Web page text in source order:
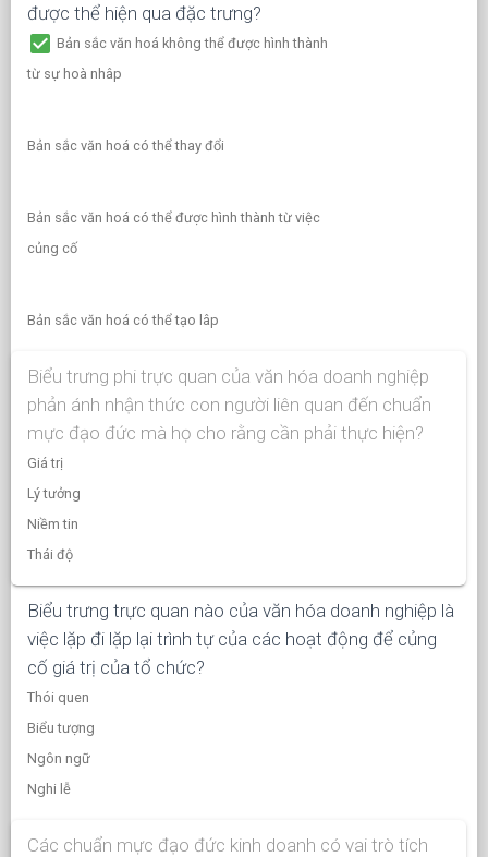
được thể hiện qua đặc trưng?
check_box Bản sắc văn hoá không thể được hình thành
từ sự hoà nhâp
Bản sắc văn hoá có thể thay đổi
Bản sắc văn hoá có thể được hình thành từ việc
củng cố
Bản sắc văn hoá có thể tạo lâp
Biểu trưng phi trực quan của văn hóa doanh nghiệp
phản ánh nhận thức con người liên quan đến chuẩn
mực đạo đức mà họ cho rằng cần phải thực hiện?
Giá trị
Lý tưởng
Niềm tin
Thái độ
Biểu trưng trực quan nào của văn hóa doanh nghiệp là
việc lặp đi lặp lại trình tự của các hoạt động để củng
cố giá trị của tổ chức?
Thói quen
Biểu tượng
Ngôn ngữ
Nghi lễ
Các chuẩn mực đạo đức kinh doanh có vai trò tích